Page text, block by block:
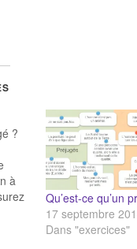
?
à
Qu’est-ce qu’un
17 septembre
Dans "exercices"